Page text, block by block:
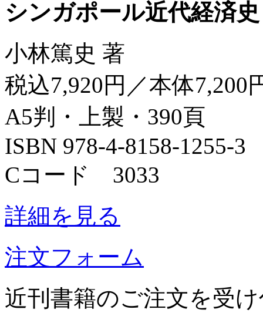
シンガポール近代経済史
小林篤史 著
税込7,920円／本体7,200
A5判・上製・390頁
ISBN 978-4-8158-1255-3
Cコード 3033
詳細を見る
注文フォーム
近刊書籍のご注文を受